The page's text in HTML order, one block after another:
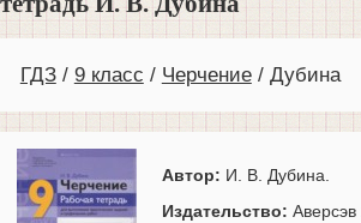
ГДЗ 9 класс Черчение Дубина
Автор: И. В. Дубина.
Издательство: Аверсэв